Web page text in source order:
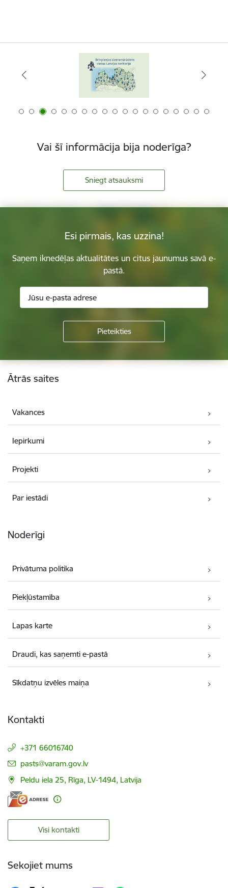
Vai šī informācija bija noderīga?
Sniegt atsauksmi
Esi pirmais, kas uzzina!
Saņem iknedēļas aktualitātes un citus jaunumus savā e-
pastā.
Kājene
Ātrās saites
Vakances
Iepirkumi
Projekti
Par iestādi
Noderīgi
Privātuma politika
Piekļūstamība
Lapas karte
Draudi, kas saņemti e-pastā
Sīkdatņu izvēles maiņa
Kontakti
+371 66016740
E-pasts:
pasts@varam.gov.lv
Peldu iela 25, Rīga, LV-1494, Latvija
Visi kontakti
Sekojiet mums